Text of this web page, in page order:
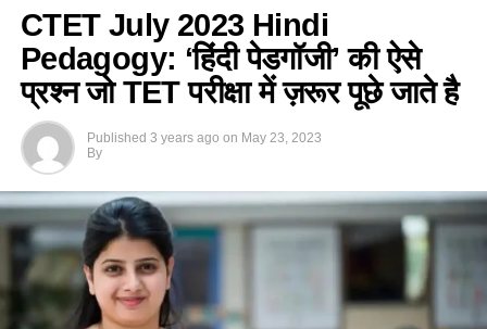
CTET July 2023 Hindi
Pedagogy: ‘हिंदी पेडगॉजी’ की ऐसे
प्रश्न जो TET परीक्षा में ज़रूर पूछे जाते है
Published 3 years ago on May 23, 2023
By